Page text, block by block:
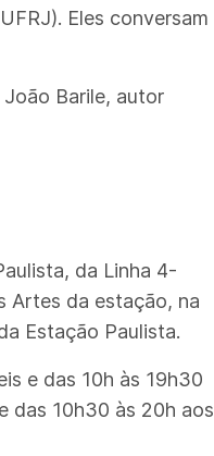
Eles conversam
Barile, autor
da Linha 4-
Artes da estação, na
Estação Paulista.
e das 10h às 19h30
das 10h30 às 20h aos